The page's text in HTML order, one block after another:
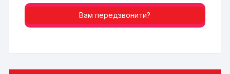
Вам передзвонити?